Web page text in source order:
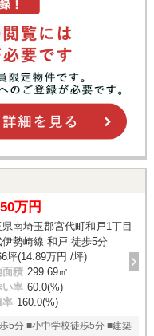
万円
県南埼玉郡宮代町和戸1丁目
伊勢崎線 和戸 徒歩5分
坪(14.89万円 /坪)
面積 299.69㎡
い率 60.0(%)
率 160.0(%)
5分 ■小中学校徒歩5分 ■建築